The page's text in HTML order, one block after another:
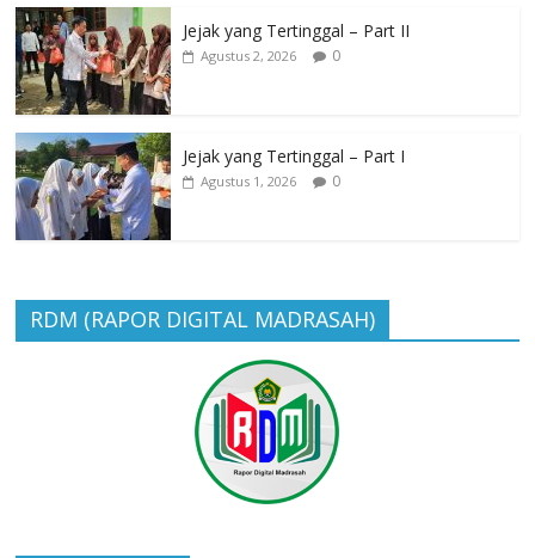
Jejak yang Tertinggal – Part II
Agustus 2, 2026 0
Jejak yang Tertinggal – Part I
Agustus 1, 2026 0
RDM (RAPOR DIGITAL MADRASAH)